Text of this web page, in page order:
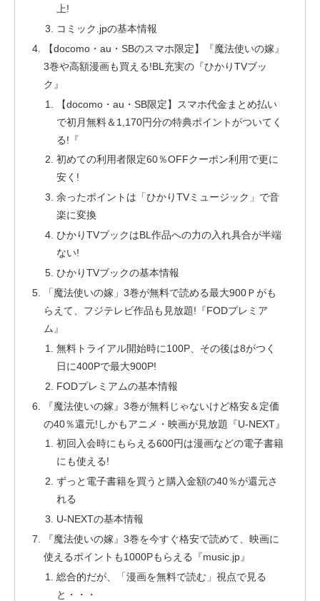
上!
コミック.jpの基本情報
【docomo・au・SBのスマホ限定】『魔法使いの嫁』
3巻や高額漫画も買える!BL充実の『ひかりTVブッ
ク』
【docomo・au・SB限定】スマホ代金まとめ払い
で初月無料＆1,170円分の特典ポイントがついてく
る!『
初めての利用者限定60％OFFクーポン利用で更に
安く!
余ったポイントは「ひかりTVミュージック」で音
楽に変換
ひかりTVブックはBL作品への力の入れ具合が半端
ない!
ひかりTVブックの基本情報
「魔法使いの嫁」3巻が無料で読める最大900Ｐがも
らえて、フジテレビ作品も見放題!『FODプレミア
ム』
無料トライアル開始時に100P、その後は8がつく
日に400Pで最大900P!
FODプレミアムの基本情報
『魔法使いの嫁』3巻が無料じゃないけど格安＆定価
の40％還元!しかもアニメ・映画が見放題『U-NEXT』
初回入会時にもらえる600円は漫画などの電子書籍
にも使える!
ずっと電子書籍を買うと購入金額の40％が還元さ
れる
U-NEXTの基本情報
『魔法使いの嫁』3巻を今すぐ格安で読めて、映画に
使えるポイントも1000Pもらえる『music.jp』
総合的だが、「漫画を無料で読む」視点で見る
と・・・